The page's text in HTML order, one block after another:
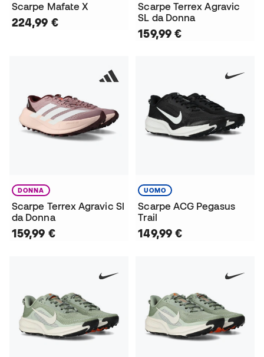
Scarpe Mafate X
224,99 €
Scarpe Terrex Agravic
SL da Donna
159,99 €
DONNA
Scarpe Terrex Agravic Sl
da Donna
159,99 €
UOMO
Scarpe ACG Pegasus
Trail
149,99 €